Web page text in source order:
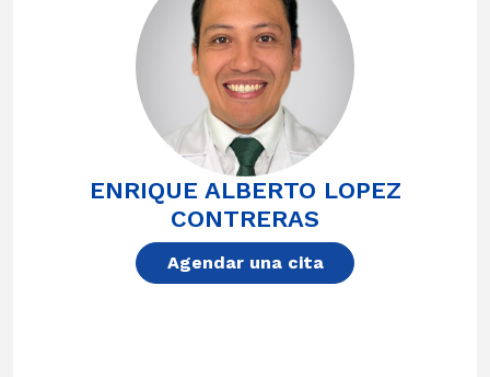
ENRIQUE ALBERTO LOPEZ
CONTRERAS
Agendar una cita